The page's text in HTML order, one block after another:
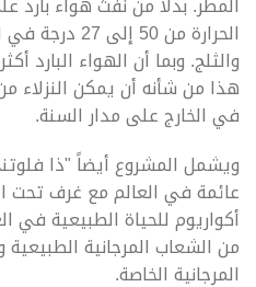
الحرارة من 50
والثلج. وبما أن الهواء البارد
هذا من شأنه أن يمكن النزلاء
في الخارج على مدار السنة.
ويشمل المشروع أيضاً "ذا
عائمة في العالم مع غرف تحت
من الشعاب المرجانية
المرجانية الخاصة.